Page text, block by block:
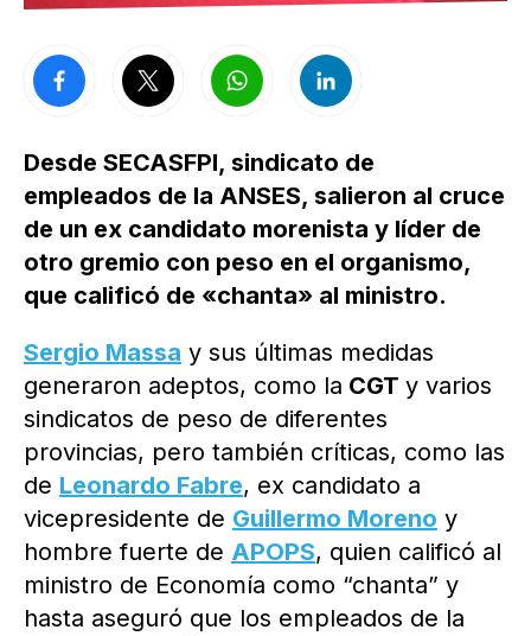
Desde SECASFPI, sindicato de
empleados de la ANSES, salieron al cruce
de un ex candidato morenista y líder de
otro gremio con peso en el organismo,
que calificó de «chanta» al ministro.
Sergio Massa y sus últimas medidas
generaron adeptos, como la CGT y varios
sindicatos de peso de diferentes
provincias, pero también críticas, como las
de Leonardo Fabre, ex candidato a
vicepresidente de Guillermo Moreno y
hombre fuerte de APOPS, quien calificó al
ministro de Economía como “chanta” y
hasta aseguró que los empleados de la